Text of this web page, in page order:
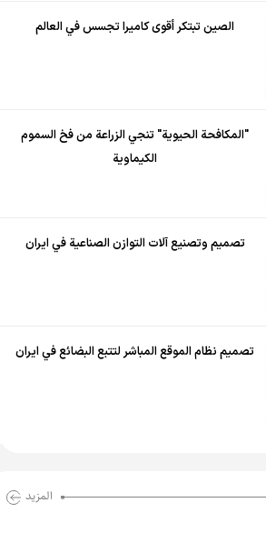
الصين تبتكر أقوى كاميرا تجسس في العالم
"المكافحة الحيوية" تنجي الزراعة من فخ السموم
الكيماوية
تصميم وتصنيع آلات التوازن الصناعية في ايران
تصميم نظام الموقع المباشر لتتبع البضائع في ايران
المزید